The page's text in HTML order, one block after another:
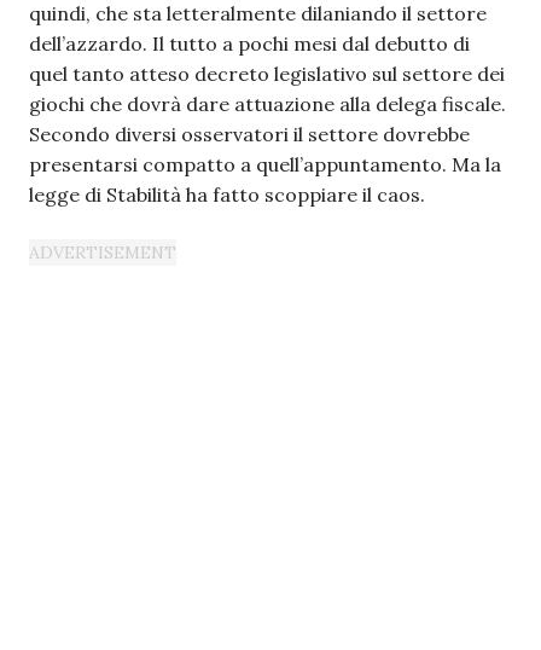
quindi, che sta letteralmente dilaniando il settore
dell’azzardo. Il tutto a pochi mesi dal debutto di
quel tanto atteso decreto legislativo sul settore dei
giochi che dovrà dare attuazione alla delega fiscale.
Secondo diversi osservatori il settore dovrebbe
presentarsi compatto a quell’appuntamento. Ma la
legge di Stabilità ha fatto scoppiare il caos.